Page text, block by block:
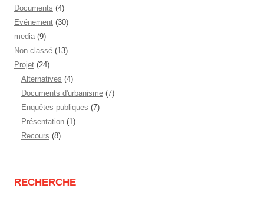
Documents (4)
Evénement (30)
media (9)
Non classé (13)
Projet (24)
Alternatives (4)
Documents d'urbanisme (7)
Enquêtes publiques (7)
Présentation (1)
Recours (8)
RECHERCHE